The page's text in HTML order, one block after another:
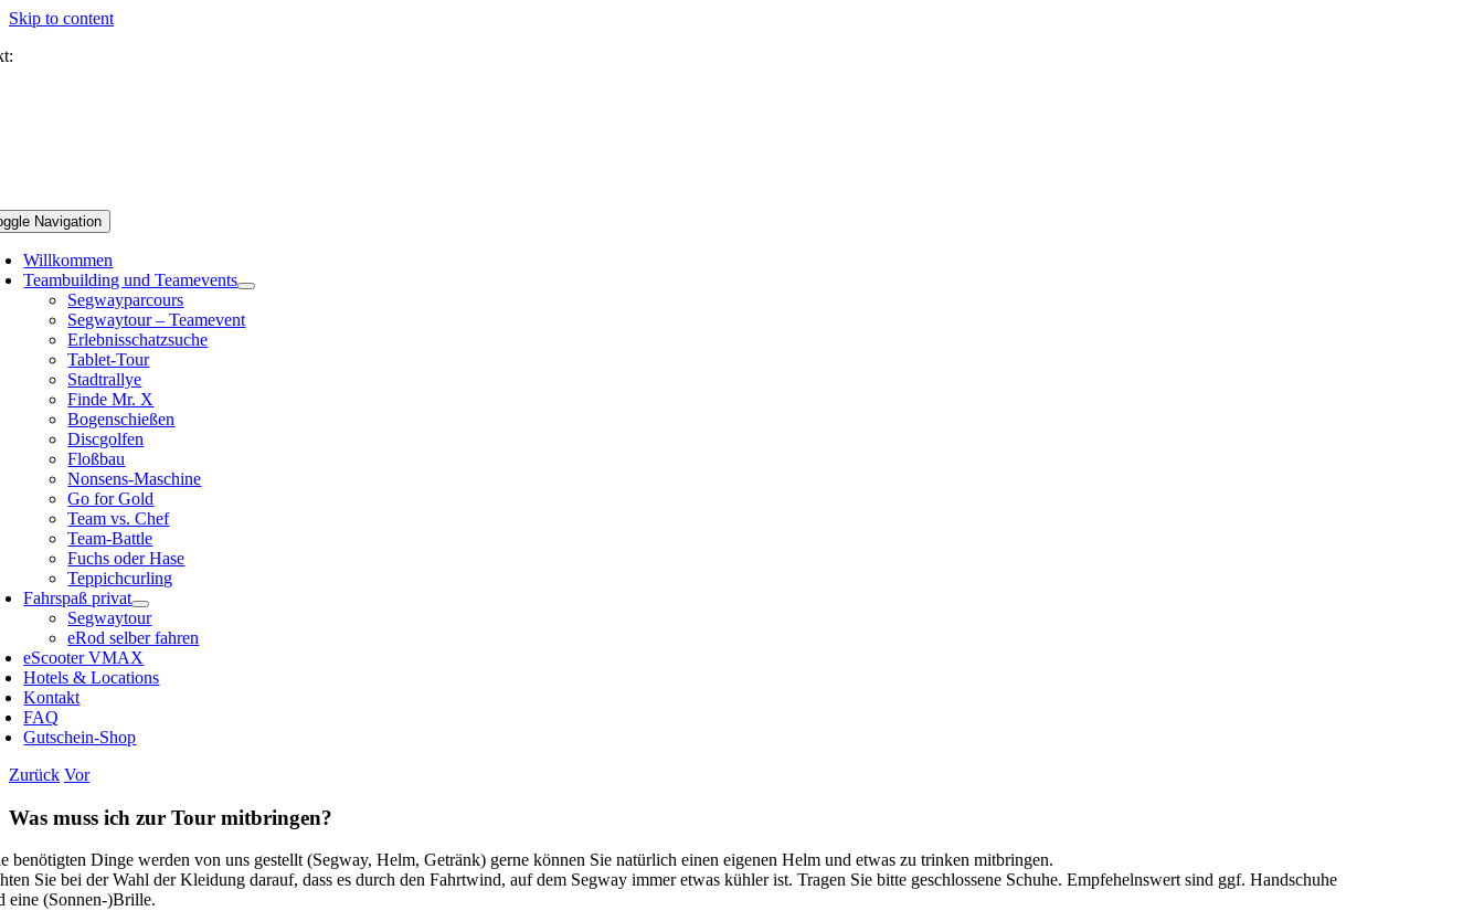
Skip to content
Navigation
Willkommen
Teambuilding und Teamevents
Segwayparcours
Segwaytour – Teamevent
Erlebnisschatzsuche
Tablet-Tour
Stadtrallye
Finde Mr. X
Bogenschießen
Discgolfen
Floßbau
Nonsens-Maschine
Go for Gold
Team vs. Chef
Team-Battle
Fuchs oder Hase
Teppichcurling
Fahrspaß privat
Segwaytour
eRod selber fahren
eScooter VMAX
Hotels & Locations
Kontakt
FAQ
Gutschein-Shop
Zurück Vor
Was muss ich zur Tour mitbringen?
benötigten Dinge werden von uns gestellt (Segway, Helm, Getränk) gerne können Sie natürlich einen eigenen Helm und etwas zu trinken mitbringen.
Sie bei der Wahl der Kleidung darauf, dass es durch den Fahrtwind, auf dem Segway immer etwas kühler ist. Tragen Sie bitte geschlossene Schuhe. Empfehelnswert sind ggf. Handschuhe
eine (Sonnen-)Brille.